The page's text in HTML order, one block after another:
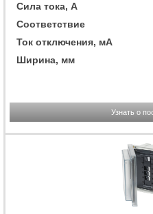
Сила тока, А
Соответствие
Ток отключения, мА
Ширина, мм
Узнать о